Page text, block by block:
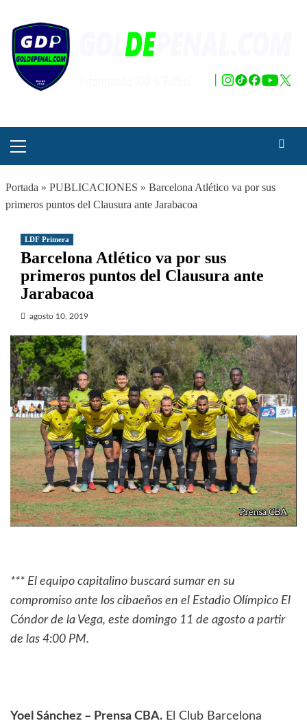
contenido
principal
Portada » PUBLICACIONES » Barcelona Atlético va por sus
primeros puntos del Clausura ante Jarabacoa
LDF Primera
Barcelona Atlético va por sus
primeros puntos del Clausura ante
Jarabacoa
agosto 10, 2019
*** El equipo capitalino buscará sumar en su
compromiso ante los cibaeños en el Estadio Olímpico El
Cóndor de la Vega, este domingo 11 de agosto a partir
de las 4:00 PM.
Yoel Sánchez – Prensa CBA. El Club Barcelona